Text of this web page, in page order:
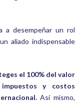
a desempeñar un rol
aliado indispensable
el 100% del valor
y costos
Así mismo,